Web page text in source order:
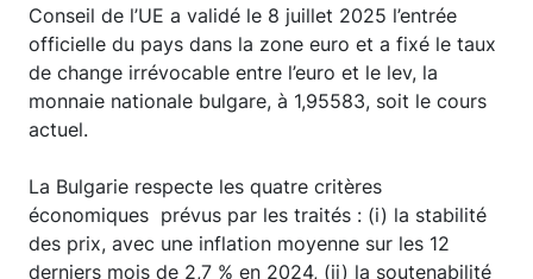
Conseil de l’UE a validé le 8 juillet 2025 l’entrée
officielle du pays dans la zone euro et a fixé le taux
de change irrévocable entre l’euro et le lev, la
monnaie nationale bulgare, à 1,95583, soit le cours
actuel.
La Bulgarie respecte les quatre critères
économiques prévus par les traités : (i) la stabilité
des prix, avec une inflation moyenne sur les 12
derniers mois de 2,7 % en 2024, (ii) la soutenabilité